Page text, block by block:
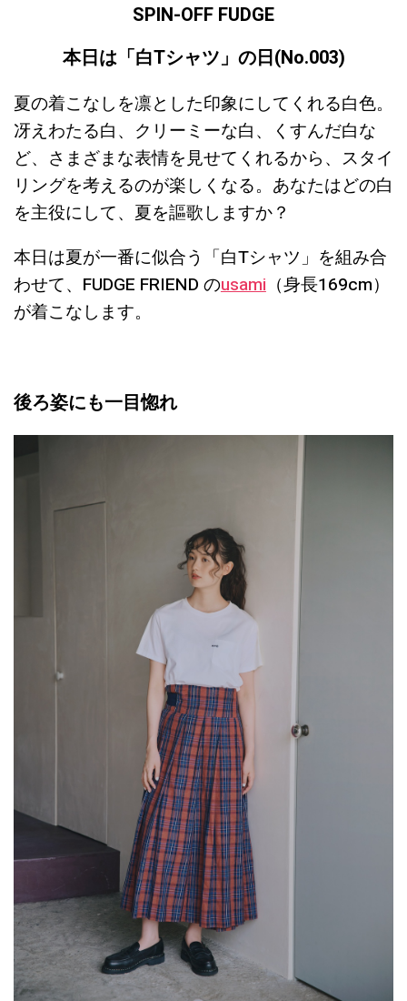
SPIN-OFF FUDGE
本日は「白Tシャツ」の日(No.003)
夏の着こなしを凛とした印象にしてくれる白色。
冴えわたる白、クリーミーな白、くすんだ白な
ど、さまざまな表情を見せてくれるから、スタイ
リングを考えるのが楽しくなる。あなたはどの白
を主役にして、夏を謳歌しますか？
本日は夏が一番に似合う「白Tシャツ」を組み合
わせて、FUDGE FRIEND のusami（身長169cm）
が着こなします。
後ろ姿にも一目惚れ